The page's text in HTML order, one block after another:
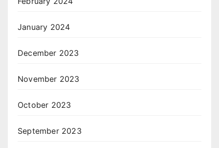
January 2024
December 2023
November 2023
October 2023
September 2023